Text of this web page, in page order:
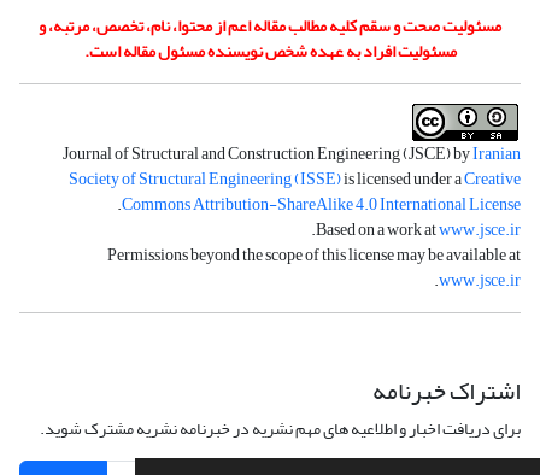
مسئولیت صحت و سقم کلیه مطالب مقاله اعم از محتوا، نام، تخصص، مرتبه، و
مسئولیت افراد به عهده شخص نویسنده مسئول مقاله است.
Journal of Structural and Construction Engineering (JSCE) byIranian
Society of Structural Engineering (ISSE)is licensed under aCreative
Commons Attribution-ShareAlike 4.0 International License
.
Based on a work atwww.jsce.ir
.
Permissions beyond the scope of this license may be available at
www.jsce.ir
.
اشتراک خبرنامه
برای دریافت اخبار و اطلاعیه های مهم نشریه در خبرنامه نشریه مشترک شوید.